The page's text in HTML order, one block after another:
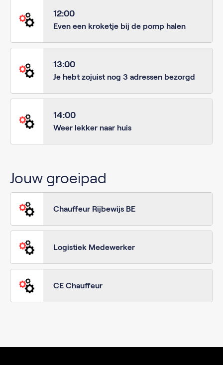
12:00
Even een kroketje bij de pomp halen
13:00
Je hebt zojuist nog 3 adressen bezorgd
14:00
Weer lekker naar huis
Jouw groeipad
Chauffeur Rijbewijs BE
Logistiek Medewerker
CE Chauffeur